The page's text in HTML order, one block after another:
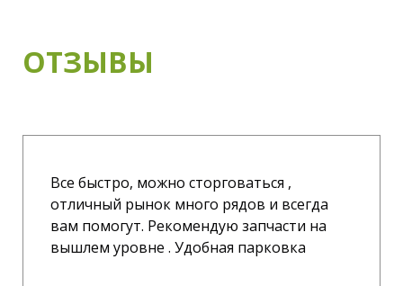
ОТЗЫВЫ
Все быстро, можно сторговаться ,
отличный рынок много рядов и всегда
вам помогут. Рекомендую запчасти на
вышлем уровне . Удобная парковка